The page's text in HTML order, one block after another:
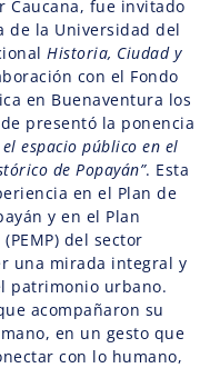
Caucana, fue invitado
de la Universidad del
Historia, Ciudad y
con el Fondo
en Buenaventura los
presentó la ponencia
espacio público en el
de Popayán”. Esta
en el Plan de
y en el Plan
del sector
una mirada integral y
patrimonio urbano.
acompañaron su
en un gesto que
con lo humano,